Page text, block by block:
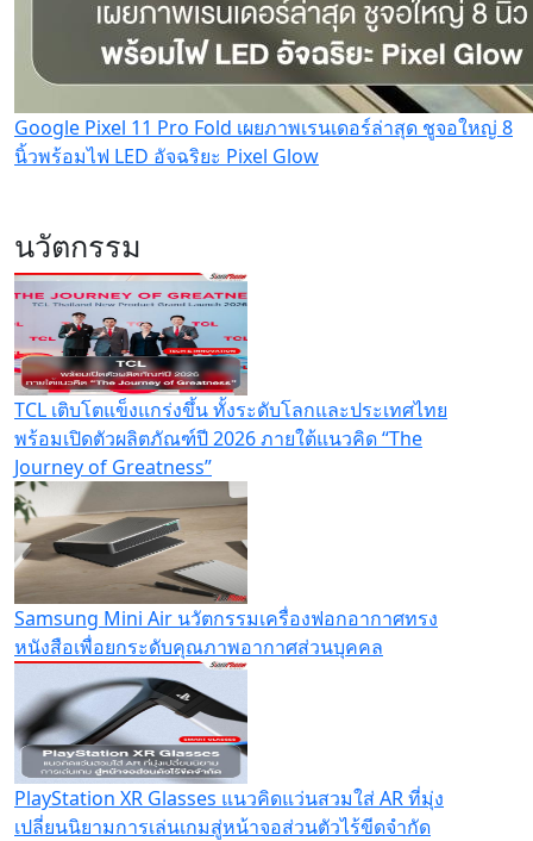
Google Pixel 11 Pro Fold เผยภาพเรนเดอร์ล่าสุด ชูจอใหญ่ 8
นิ้วพร้อมไฟ LED อัจฉริยะ Pixel Glow
นวัตกรรม
TCL เติบโตแข็งแกร่งขึ้น ทั้งระดับโลกและประเทศไทย
พร้อมเปิดตัวผลิตภัณฑ์ปี 2026 ภายใต้แนวคิด “The
Journey of Greatness”
Samsung Mini Air นวัตกรรมเครื่องฟอกอากาศทรง
หนังสือเพื่อยกระดับคุณภาพอากาศส่วนบุคคล
PlayStation XR Glasses แนวคิดแว่นสวมใส่ AR ที่มุ่ง
เปลี่ยนนิยามการเล่นเกมสู่หน้าจอส่วนตัวไร้ขีดจำกัด